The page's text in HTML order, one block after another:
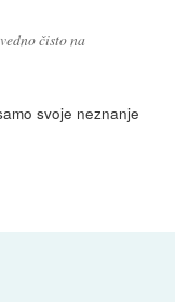
čisto na
svoje neznanje